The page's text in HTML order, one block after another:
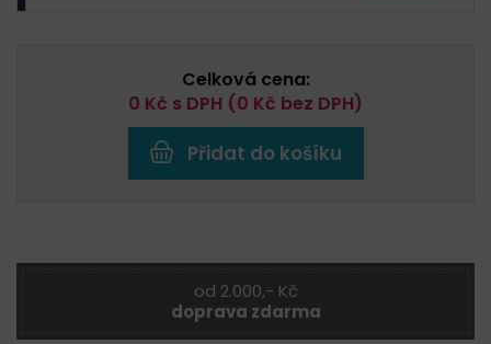
Celková cena:
0 Kč s DPH (0 Kč bez DPH)
Přidat do košíku
od 2.000,- Kč
doprava zdarma